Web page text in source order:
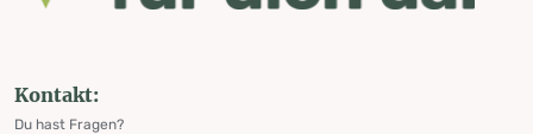
Kontakt:
Du hast Fragen?